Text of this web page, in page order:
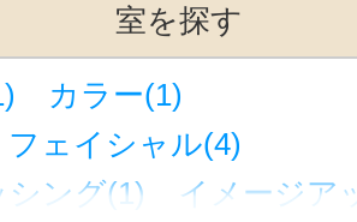
室を探す
カラー(1)
ェイシャル(4)
ング(1)
イメージア